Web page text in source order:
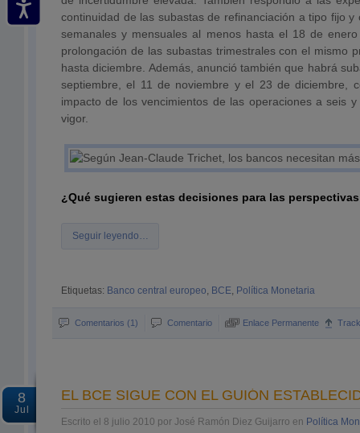
continuidad de las subastas de refinanciación a tipo fijo y
semanales y mensuales al menos hasta el 18 de
prolongación de las subastas trimestrales con el mismo
hasta diciembre. Además, anunció también que habrá
septiembre, el 11 de noviembre y el 23 de diciembre,
impacto de los vencimientos de las operaciones a seis
vigor.
¿Qué sugieren estas decisiones para las
Seguir leyendo…
Etiquetas: Banco central europeo, BCE, Política Monetaria
Comentarios (1) Comentario Enlace Permanente
8
Jul
EL BCE SIGUE CON EL GUIÓN
Escrito el 8 julio 2010 por José Ramón Diez Guijarro en Política